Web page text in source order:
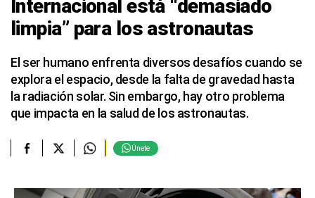
Internacional está “demasiado
limpia” para los astronautas
El ser humano enfrenta diversos desafíos cuando se
explora el espacio, desde la falta de gravedad hasta
la radiación solar. Sin embargo, hay otro problema
que impacta en la salud de los astronautas.
Únete